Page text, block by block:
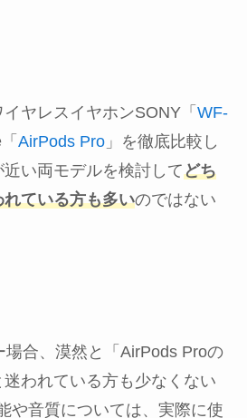
ヤレスイヤホンSONY「 WF-
AirPods Pro」を徹底比較し
い両モデルを検討してどち
ている方も多いのではない
合、漠然と「AirPods Proの
われている方も少なくない
や音質については、実際に使